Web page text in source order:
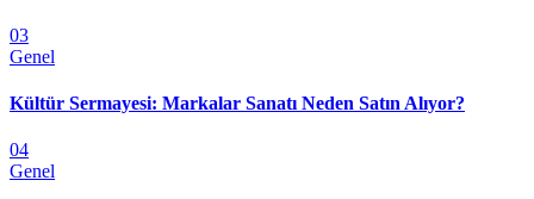
03
Genel
Kültür Sermayesi: Markalar Sanatı Neden Satın Alıyor?
04
Genel